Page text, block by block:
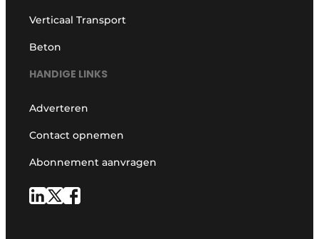
Verticaal Transport
Beton
HANDIGE LINKS
Adverteren
Contact opnemen
Abonnement aanvragen